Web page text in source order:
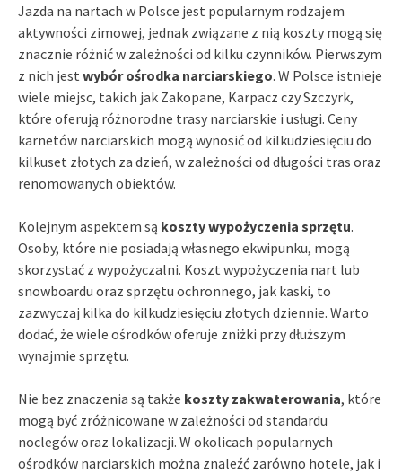
Jazda na nartach w Polsce jest popularnym rodzajem
aktywności zimowej, jednak związane z nią koszty mogą się
znacznie różnić w zależności od kilku czynników. Pierwszym
z nich jest wybór ośrodka narciarskiego. W Polsce istnieje
wiele miejsc, takich jak Zakopane, Karpacz czy Szczyrk,
które oferują różnorodne trasy narciarskie i usługi. Ceny
karnetów narciarskich mogą wynosić od kilkudziesięciu do
kilkuset złotych za dzień, w zależności od długości tras oraz
renomowanych obiektów.
Kolejnym aspektem są koszty wypożyczenia sprzętu.
Osoby, które nie posiadają własnego ekwipunku, mogą
skorzystać z wypożyczalni. Koszt wypożyczenia nart lub
snowboardu oraz sprzętu ochronnego, jak kaski, to
zazwyczaj kilka do kilkudziesięciu złotych dziennie. Warto
dodać, że wiele ośrodków oferuje zniżki przy dłuższym
wynajmie sprzętu.
Nie bez znaczenia są także koszty zakwaterowania, które
mogą być zróżnicowane w zależności od standardu
noclegów oraz lokalizacji. W okolicach popularnych
ośrodków narciarskich można znaleźć zarówno hotele, jak i